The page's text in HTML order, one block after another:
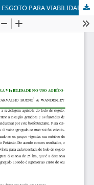
CUSTO DE TRANSPORTE DO LODO DE ESGOTO PARA VIABILIDADE NO USO AGRÍCOLACUSTO DE TRANSPORTE DO LODO DE ESGOTO PARA VIABILIDADE NO USO AGRÍCOLA